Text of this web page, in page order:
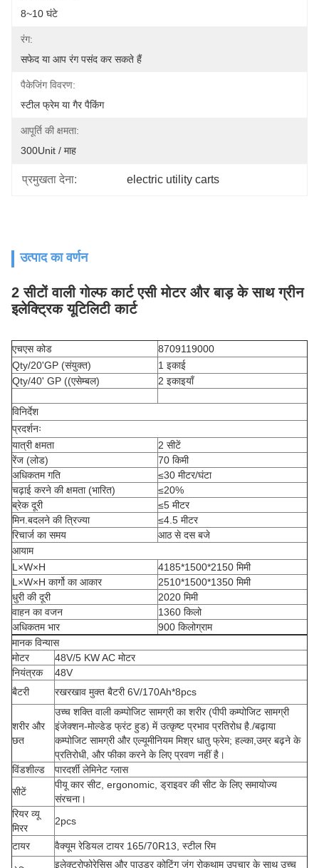
8~10 घंटे
रंग:
सफेद या आप रंग पसंद कर सकते हैं
पैकेजिंग विवरण:
स्टील फ्रेम या गैर पैकिंग
आपूर्ति की क्षमता:
300Unit / माह
प्रमुखता देना: electric utility carts
उत्पाद का वर्णन
2 सीटों वाली गोल्फ कार्ट एसी मोटर और बाड़ के साथ ग्रीन
इलेक्ट्रिक यूटिलिटी कार्ट
एचएस कोड
8709119000
Qty/20'GP (संयुक्त)
1 इकाई
Qty/40' GP ((एसेम्बल)
2 इकाइयाँ
विनिर्देश
प्रदर्शनः
यात्री क्षमता
2 सीटें
रेंज (लोड)
70 किमी
अधिकतम गति
≤30 मीटर/घंटा
चढ़ाई करने की क्षमता (भारित)
≤20%
ब्रेक दूरी
≤5 मीटर
मिन.बदलने की त्रिज्या
≤4.5 मीटर
रिचार्ज का समय
आठ से दस बजे
आयाम
L×W×H
4185*1500*2150 मिमी
L×W×H कार्गो का आकार
2510*1500*1350 मिमी
धुरी की दूरी
2020 मिमी
वाहन का वजन
1360 किलो
अधिकतम भार
900 किलोग्राम
मानक विन्यास
मोटर
48V/5 KW AC मोटर
नियंत्रक
48V
बैटरी
रखरखाव मुक्त बैटरी 6V/170Ah*8pcs
शरीर और
छत
उच्च शक्ति वाली कम्पोजिट सामग्री का शरीर (पीपी कम्पोजिट सामग्री
इंजेक्शन-मोल्डेड फ्रंट हुड) में उत्कृष्ट प्रभाव प्रतिरोध है./बढ़ाया
कम्पोजिट सामग्री और एल्यूमीनियम मिश्र धातु फ्रेम; हल्का,उम्र बढ़ने के
प्रतिरोधी, और फीका करने के लिए प्रवण नहीं है।
विंडशील्ड
पारदर्शी लेमिनेट ग्लास
सीटें
पीयू कार सीट, ergonomic, ड्राइवर की सीट के लिए समायोज्य
संरचना।
रियर व्यू
मिरर
2pcs
टायर वैक्यूम रेडियल टायर 165/70R13, स्टील रिम
इलेक्ट्रोफोरेसिस और पाउडर कोटिंग जंग रोकथाम उपचार के साथ उच्च